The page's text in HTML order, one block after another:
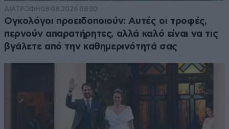
ΔΙΑΤΡΟΦΗ 08·08·2026 08:30
Ογκολόγοι προειδοποιούν: Αυτές οι τροφές,
περνούν απαρατήρητες, αλλά καλό είναι να τις
βγάλετε από την καθημερινότητά σας